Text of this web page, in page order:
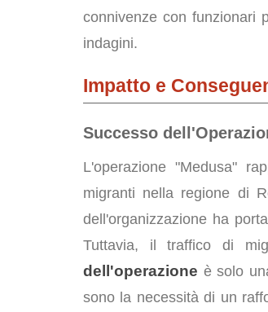
connivenze con funzionari
indagini.
Impatto e
Successo
L'operazione "Medusa"
migranti nella regione di
dell'organizzazione ha
Tuttavia, il traffico di
dell'operazione è solo
sono la necessità di un